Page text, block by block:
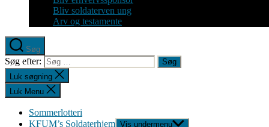
Bliv soldaterven ung
Arv og testamente
Søg
Søg efter:
Luk søgning
Luk Menu
Sommerlotteri
KFUM’s Soldaterhjem Vis undermenu